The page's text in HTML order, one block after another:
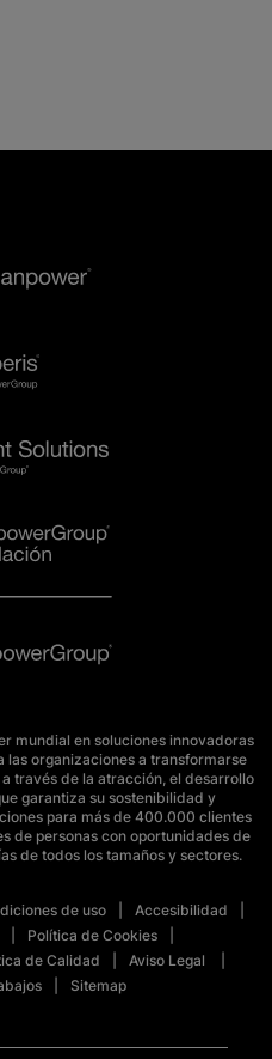
mundial en soluciones innovadoras
las organizaciones a transformarse
través de la atracción, el desarrollo
garantiza su sostenibilidad y
para más de 400.000 clientes
de personas con oportunidades de
de todos los tamaños y sectores.
de uso
Accesibilidad
Política de Cookies
de Calidad
Aviso Legal
Sitemap